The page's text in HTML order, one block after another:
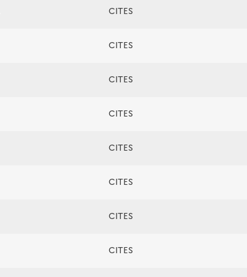
CITES
CITES
CITES
CITES
CITES
CITES
CITES
CITES